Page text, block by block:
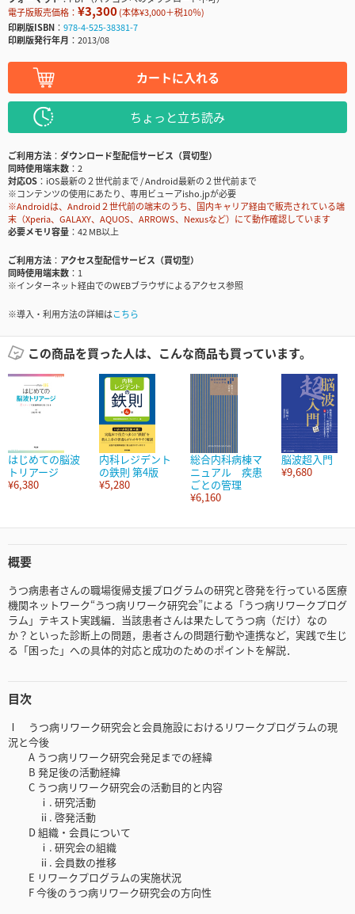
電子版販売価格： ¥3,300(本体¥3,000＋税10％)
印刷版ISBN
978-4-525-38381-7
印刷版発行年月
2013/08
カートに入れる
ちょっと立ち読み
ご利用方法
ダウンロード型配信サービス（買切型）
同時使用端末数
2
対応OS
iOS最新の２世代前まで / Android最新の２世代前まで
※コンテンツの使用にあたり、専用ビューアisho.jpが必要
※Androidは、Android２世代前の端末のうち、国内キャリア経由で販売されている端
末（Xperia、GALAXY、AQUOS、ARROWS、Nexusなど）にて動作確認しています
必要メモリ容量
42 MB以上
ご利用方法
アクセス型配信サービス（買切型）
同時使用端末数
1
※インターネット経由でのWEBブラウザによるアクセス参照
※導入・利用方法の詳細はこちら
この商品を買った人は、こんな商品も買っています。
はじめての脳波
トリアージ
¥6,380
内科レジデント
の鉄則 第4版
¥5,280
総合内科病棟マ
ニュアル 疾患
ごとの管理
¥6,160
脳波超入門
¥9,680
概要
うつ病患者さんの職場復帰支援プログラムの研究と啓発を行っている医療
機関ネットワーク“うつ病リワーク研究会”による「うつ病リワークプログ
ラム」テキスト実践編．当該患者さんは果たしてうつ病（だけ）なの
か？といった診断上の問題，患者さんの問題行動や連携など，実践で生じ
る「困った」への具体的対応と成功のためのポイントを解説．
目次
Ⅰ うつ病リワーク研究会と会員施設におけるリワークプログラムの現
況と今後
A うつ病リワーク研究会発足までの経緯
B 発足後の活動経緯
C うつ病リワーク研究会の活動目的と内容
ⅰ. 研究活動
ⅱ. 啓発活動
D 組織・会員について
ⅰ. 研究会の組織
ⅱ. 会員数の推移
E リワークプログラムの実施状況
F 今後のうつ病リワーク研究会の方向性